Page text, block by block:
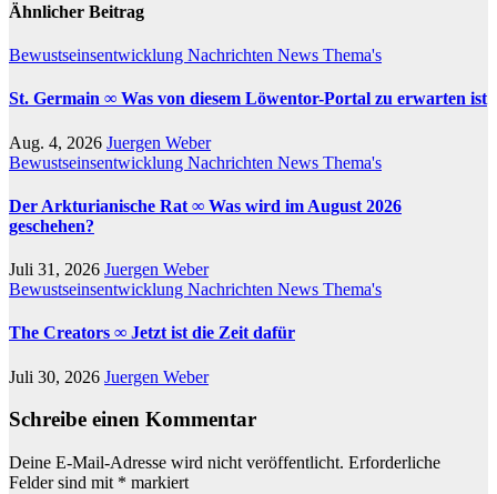
Ähnlicher Beitrag
Bewustseinsentwicklung Nachrichten News Thema's
St. Germain ∞ Was von diesem Löwentor-Portal zu erwarten ist
Aug. 4, 2026 Juergen Weber
Bewustseinsentwicklung Nachrichten News Thema's
Der Arkturianische Rat ∞ Was wird im August 2026
geschehen?
Juli 31, 2026 Juergen Weber
Bewustseinsentwicklung Nachrichten News Thema's
The Creators ∞ Jetzt ist die Zeit dafür
Juli 30, 2026 Juergen Weber
Schreibe einen Kommentar
Deine E-Mail-Adresse wird nicht veröffentlicht. Erforderliche
Felder sind mit * markiert